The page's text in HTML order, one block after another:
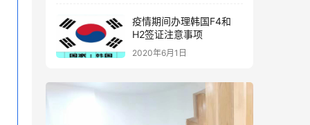
疫情期间办理韩国F4和
H2签证注意事项
2020年6月1日